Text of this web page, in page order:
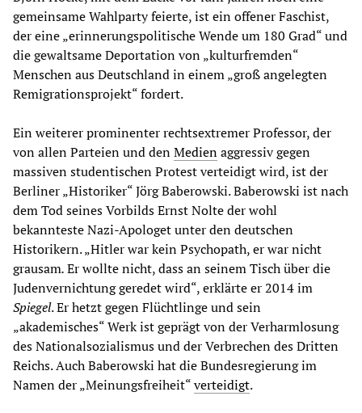
gemeinsame Wahlparty feierte, ist ein offener Faschist,
der eine „erinnerungspolitische Wende um 180 Grad“ und
die gewaltsame Deportation von „kulturfremden“
Menschen aus Deutschland in einem „groß angelegten
Remigrationsprojekt“ fordert.
Ein weiterer prominenter rechtsextremer Professor, der
von allen Parteien und denMedienaggressiv gegen
massiven studentischen Protest verteidigt wird, ist der
Berliner „Historiker“ Jörg Baberowski. Baberowski ist nach
dem Tod seines Vorbilds Ernst Nolte der wohl
bekannteste Nazi-Apologet unter den deutschen
Historikern. „Hitler war kein Psychopath, er war nicht
grausam.Er wollte nicht, dass an seinem Tisch über die
Judenvernichtung geredet wird“, erklärte er 2014 im
Spiegel. Er hetzt gegen Flüchtlinge und sein
„akademisches“ Werk ist geprägt von der Verharmlosung
des Nationalsozialismus und der Verbrechen des Dritten
Reichs. Auch Baberowski hat die Bundesregierung im
Namen der „Meinungsfreiheit“verteidigt.